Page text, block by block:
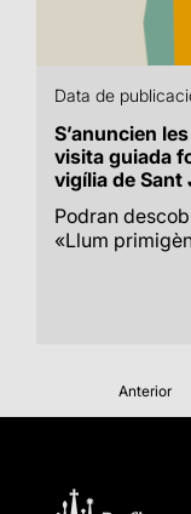
Data de
S’anuncien
visita guiada
vigília de Sant
Podran
«Llum
Anterior